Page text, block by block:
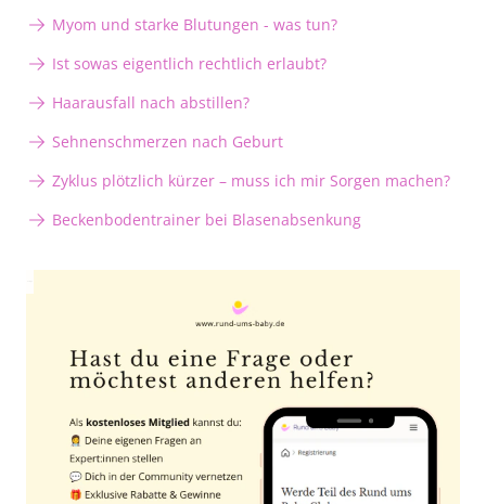
Myom und starke Blutungen - was tun?
Ist sowas eigentlich rechtlich erlaubt?
Haarausfall nach abstillen?
Sehnenschmerzen nach Geburt
Zyklus plötzlich kürzer – muss ich mir Sorgen machen?
Beckenbodentrainer bei Blasenabsenkung